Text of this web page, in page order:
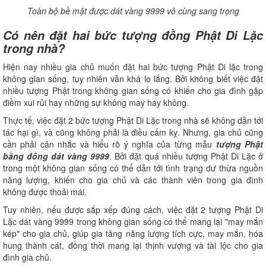
Toàn bộ bề mặt được dát vàng 9999 vô cùng sang trọng
Có nên đặt hai bức tượng đồng Phật Di Lặc
trong nhà?
Hiện nay nhiều gia chủ muốn đặt hai bức tượng Phật Di lặc trong
không gian sống, tuy nhiên vẫn khá lo lắng. Bởi không biết việc đặt
nhiều tượng Phật trong không gian sống có khiến cho gia đình gặp
điềm xui rủi hay những sự không may hay không.
Thực tế, việc đặt 2 bức tượng Phật Di Lặc trong nhà sẽ không dẫn tới
tác hại gì, và cũng không phải là điều cấm kỵ. Nhưng, gia chủ cũng
cần phải cân nhắc và hiểu rõ ý nghĩa của từng mẫu tượng Phật
bằng đồng dát vàng 9999. Bởi đặt quá nhiều tượng Phật Di Lặc ở
trong một không gian sống có thể dẫn tới tình trạng dư thừa nguồn
năng lượng, khiến cho gia chủ và các thành viên trong gia đình
không được thoải mái.
Tuy nhiên, nếu được sắp xếp đúng cách, việc đặt 2 tượng Phật Di
Lặc dát vàng 9999 trong không gian sống có thể mang lại "may mắn
kép" cho gia chủ, giúp gia tăng năng lượng tích cực, may mắn, hóa
hung thành cát, đồng thời mang lại thịnh vượng và tài lộc cho gia
đình gia chủ.